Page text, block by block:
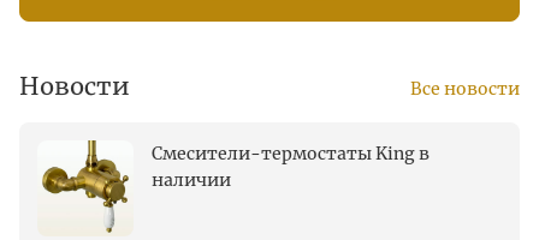
Новости Все новости
Смесители-термостаты King в
наличии